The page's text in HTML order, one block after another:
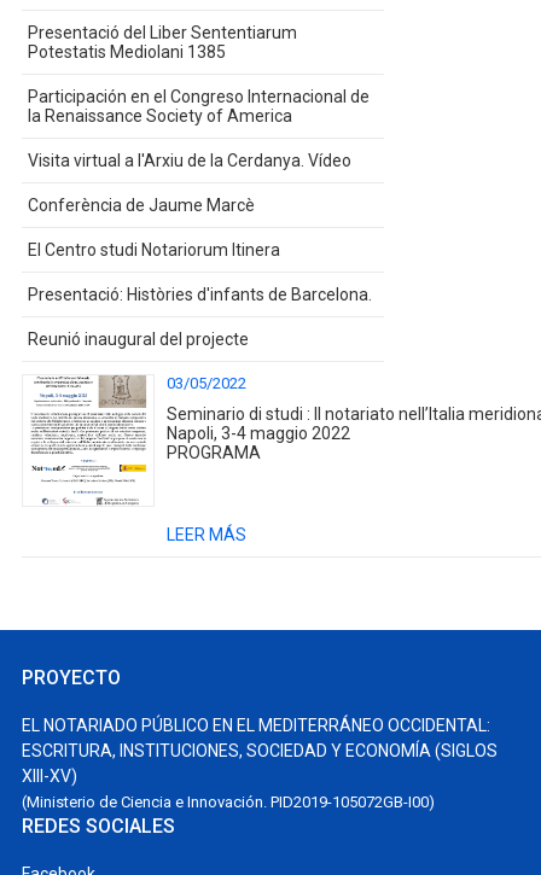
Presentació del Liber Sententiarum
Potestatis Mediolani 1385
Participación en el Congreso Internacional de
la Renaissance Society of America
Visita virtual a l'Arxiu de la Cerdanya. Vídeo
Conferència de Jaume Marcè
El Centro studi Notariorum Itinera
Presentació: Històries d'infants de Barcelona.
Reunió inaugural del projecte
03/05/2022
Seminario di studi : Il notariato nell’Italia
Napoli, 3-4 maggio 2022
PROGRAMA
LEER MÁS
PROYECTO
EL NOTARIADO PÚBLICO EN EL MEDITERRÁNEO OCCIDENTAL:
ESCRITURA, INSTITUCIONES, SOCIEDAD Y ECONOMÍA (SIGLOS
XIII-XV)
(Ministerio de Ciencia e Innovación. PID2019-105072GB-I00)
REDES SOCIALES